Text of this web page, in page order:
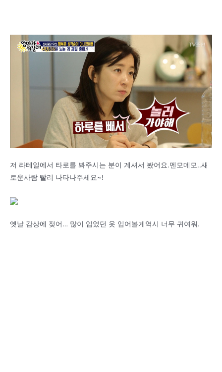
저 라테일에서 타로를 봐주시는 분이 계셔서 봤어요.멘모메모..새
로운사람 빨리 나타나주세요~!
옛날 감상에 젖어… 많이 입었던 옷 입어볼게역시 너무 귀여워.